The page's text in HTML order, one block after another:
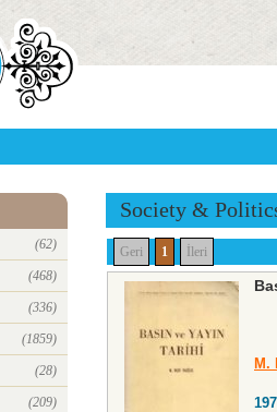
(62)
(468)
(336)
(1859)
(28)
(209)
Society &
Geri 1 İleri
M.